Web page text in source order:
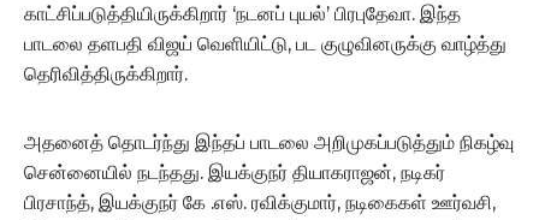
காட்சிப்படுத்தியிருக்கிறார் ‘நடனப் புயல்’ பிரபுதேவா. இந்த
பாடலை தளபதி விஜய் வெளியிட்டு, பட குழுவினருக்கு வாழ்த்து
தெரிவித்திருக்கிறார்.
அதனைத் தொடர்ந்து இந்தப் பாடலை அறிமுகப்படுத்தும் நிகழ்வு
சென்னையில் நடந்தது. இயக்குநர் தியாகராஜன், நடிகர்
பிரசாந்த், இயக்குநர் கே .எஸ். ரவிக்குமார், நடிகைகள் ஊர்வசி,